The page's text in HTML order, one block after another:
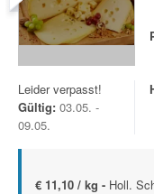
Leider verpasst!
Gültig: 03.05. -
09.05.
€ 11,10 / kg - Holl.